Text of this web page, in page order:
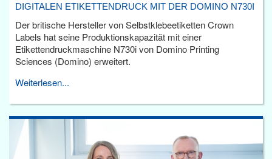
DIGITALEN ETIKETTENDRUCK MIT DER DOMINO N730I
Der britische Hersteller von Selbstklebeetiketten Crown
Labels hat seine Produktionskapazität mit einer
Etikettendruckmaschine N730i von Domino Printing
Sciences (Domino) erweitert.
Weiterlesen...